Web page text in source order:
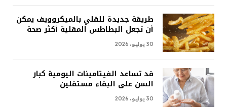
طريقة جديدة للقلي بالميكروويف يمكن
أن تجعل البطاطس المقلية أكثر صحة
30 يوليو، 2026
قد تساعد الفيتامينات اليومية كبار
السن على البقاء مستقلين
30 يوليو، 2026